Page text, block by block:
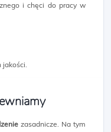
i chęci do pracy w
jakości.
zasadnicze. Na tym